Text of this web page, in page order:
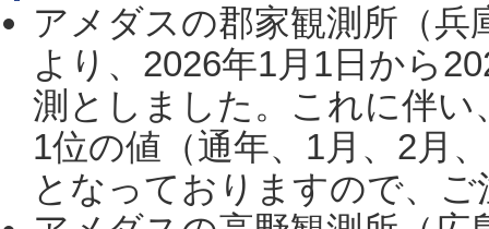
アメダスの郡家観測所（
より、2026年1月1日から
測としました。これに伴い
1位の値（通年、1月、2月
となっておりますので、